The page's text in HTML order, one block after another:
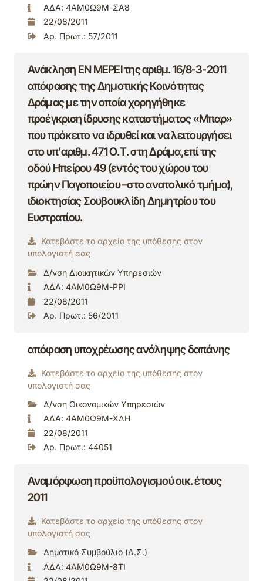
ΑΔΑ: 4ΑΜ0Ω9Μ-ΣΑ8
22/08/2011
Αρ. Πρωτ.: 57/2011
Ανάκληση ΕΝ ΜΕΡΕΙ της αριθμ. 16/8-3-2011
απόφασης της Δημοτικής Κοινότητας
Δράμας με την οποία χορηγήθηκε
προέγκριση ίδρυσης καταστήματος «Μπαρ»
που πρόκειτο να ιδρυθεί και να λειτουργήσει
στο υπ’αριθμ. 471 Ο.Τ. στη Δράμα,επί της
οδού Ηπείρου 49 (εντός του χώρου του
πρώην Παγοποιείου –στο ανατολικό τμήμα),
ιδιοκτησίας Σουβουκλίδη Δημητρίου του
Ευστρατίου.
Κατεβάστε το αρχείο της υπόθεσης στον
υπολογιστή σας
Δ/νση Διοικητικών Υπηρεσιών
ΑΔΑ: 4ΑΜ0Ω9Μ-ΡΡΙ
22/08/2011
Αρ. Πρωτ.: 56/2011
απόφαση υποχρέωσης ανάληψης δαπάνης
Κατεβάστε το αρχείο της υπόθεσης στον
υπολογιστή σας
Δ/νση Οικονομικών Υπηρεσιών
ΑΔΑ: 4ΑΜ0Ω9Μ-ΧΔΗ
22/08/2011
Αρ. Πρωτ.: 44051
Αναμόρφωση προϋπολογισμού οικ. έτους
2011
Κατεβάστε το αρχείο της υπόθεσης στον
υπολογιστή σας
Δημοτικό Συμβούλιο (Δ.Σ.)
ΑΔΑ: 4ΑΜ0Ω9Μ-8ΤΙ